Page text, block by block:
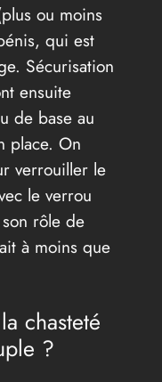
ou moins
qui est
Sécurisation
ensuite
de base au
place. On
verrouiller le
le verrou
rôle de
à moins que
chasteté
?